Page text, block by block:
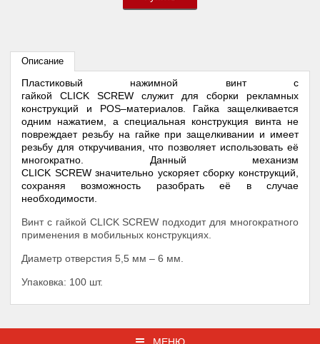
Описание
Пластиковый нажимной винт с
гайкой CLICK SCREW служит для сборки рекламных
конструкций и POS–материалов. Гайка защелкивается
одним нажатием, а специальная конструкция винта не
повреждает резьбу на гайке при защелкивании и имеет
резьбу для откручивания, что позволяет использовать её
многократно. Данный механизм
CLICK SCREW значительно ускоряет сборку конструкций,
сохраняя возможность разобрать её в случае
необходимости.
Винт с гайкой CLICK SCREW подходит для многократного
применения в мобильных конструкциях.
Диаметр отверстия 5,5 мм – 6 мм.
Упаковка: 100 шт.
МЕНЮ